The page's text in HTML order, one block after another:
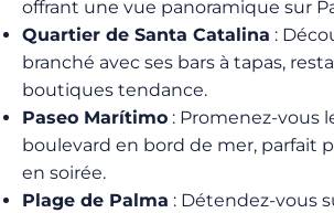
offrant une vue panoramique sur
Quartier de Santa Catalina :
branché avec ses bars à tapas,
boutiques tendance.
Paseo Marítimo : Promenez-vous
boulevard en bord de mer, parfait
en soirée.
Plage de Palma : Détendez-vous